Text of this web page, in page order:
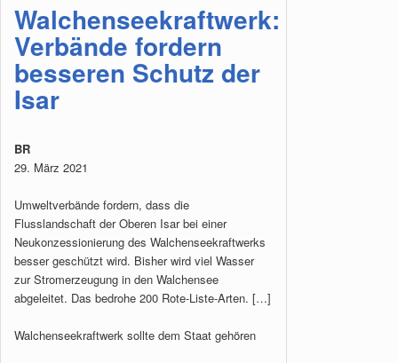
Walchenseekraftwerk:
Verbände fordern
besseren Schutz der
Isar
BR
29. März 2021
Umweltverbände fordern, dass die
Flusslandschaft der Oberen Isar bei einer
Neukonzessionierung des Walchenseekraftwerks
besser geschützt wird. Bisher wird viel Wasser
zur Stromerzeugung in den Walchensee
abgeleitet. Das bedrohe 200 Rote-Liste-Arten. […]
Walchenseekraftwerk sollte dem Staat gehören